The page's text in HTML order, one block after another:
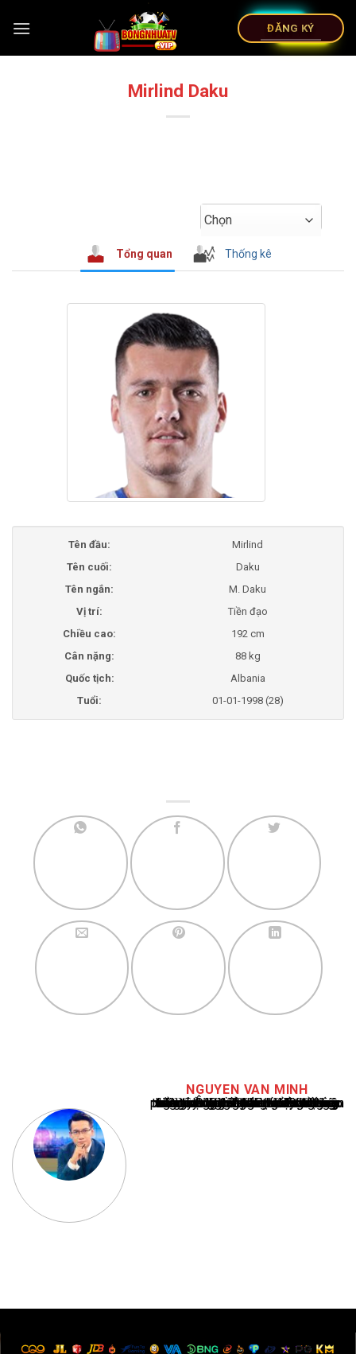
ĐĂNG KÝ
Mirlind Daku
Chọn
Tổng quan Thống kê
Tên đầu:
Mirlind
Tên cuối:
Daku
Tên ngắn:
M. Daku
Vị trí:
Tiền đạo
Chiều cao:
192 cm
Cân nặng:
88 kg
Quốc tịch:
Albania
Tuổi:
01-01-1998 (28)
NGUYEN VAN MINH
Nguyễn Văn Minh là một trong những chuyên gia hàng đầu về báo cáo tin tức thể thao tại Việt Nam, với hơn 10 năm hoạt động trong ngành. Ông có kiến thức sâu rộng và kinh nghiệm đáng kể trong việc phân tích và báo cáo về các sự kiện thể thao hàng đầu. Sự hiểu biết sâu sắc của ông về ngành này đã giúp ông xây dựng uy tín và danh tiếng trong cộng đồng báo chí thể thao.